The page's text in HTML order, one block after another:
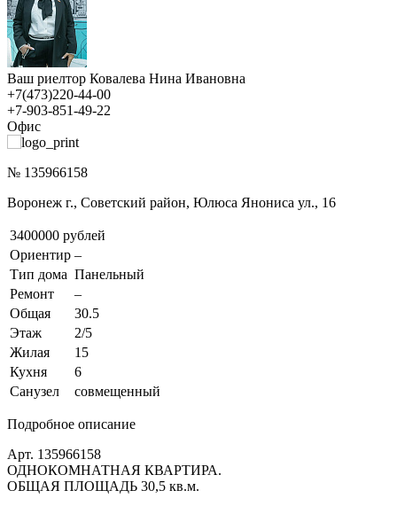
Ваш риелтор Ковалева Нина Ивановна
+7(473)220-44-00
+7-903-851-49-22
Офис
№ 135966158
Воронеж г., Советский район, Юлюса Янониса ул., 16
3400000 рублей
Ориентир –
Тип дома Панельный
Ремонт
–
Общая
30.5
Этаж
2/5
Жилая
15
Кухня
6
Санузел
совмещенный
Подробное описание
Арт. 135966158
ОДНОКОМНАТНАЯ КВАРТИРА.
ОБЩАЯ ПЛОЩАДЬ 30,5 кв.м.